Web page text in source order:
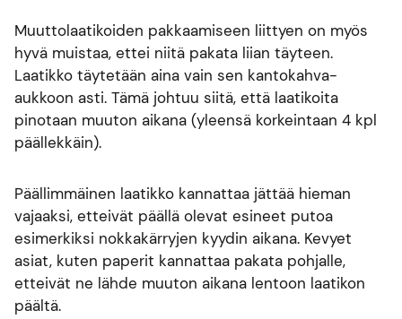
Muuttolaatikoiden pakkaamiseen liittyen on myös
hyvä muistaa, ettei niitä pakata liian täyteen.
Laatikko täytetään aina vain sen kantokahva-
aukkoon asti. Tämä johtuu siitä, että laatikoita
pinotaan muuton aikana (yleensä korkeintaan 4 kpl
päällekkäin).
Päällimmäinen laatikko kannattaa jättää hieman
vajaaksi, etteivät päällä olevat esineet putoa
esimerkiksi nokkakärryjen kyydin aikana. Kevyet
asiat, kuten paperit kannattaa pakata pohjalle,
etteivät ne lähde muuton aikana lentoon laatikon
päältä.